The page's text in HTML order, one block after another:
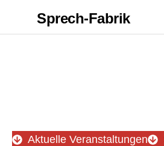
Sprech-Fabrik
Aktuelle Veranstaltungen